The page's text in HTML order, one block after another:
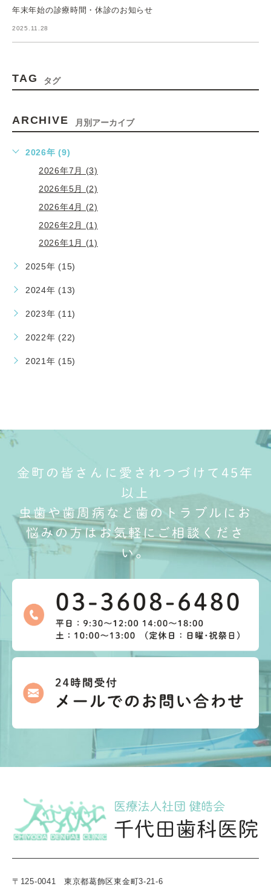
年末年始の診療時間・休診のお知らせ
2025.11.28
TAG タグ
ARCHIVE 月別アーカイブ
2026年 (9)
2026年7月 (3)
2026年5月 (2)
2026年4月 (2)
2026年2月 (1)
2026年1月 (1)
2025年 (15)
2024年 (13)
2023年 (11)
2022年 (22)
2021年 (15)
金町の皆さんに愛されつづけて45年
以上
虫歯や歯周病など歯のトラブルにお
悩みの方はお気軽にご相談くださ
い。
〒125-0041 東京都葛飾区東金町3-21-6